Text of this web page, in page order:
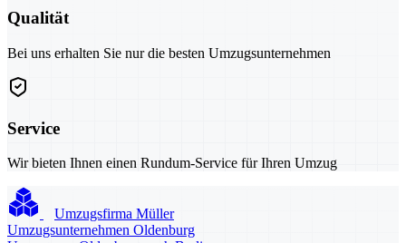
Qualität
Bei uns erhalten Sie nur die besten Umzugsunternehmen
Service
Wir bieten Ihnen einen Rundum-Service für Ihren Umzug
Umzugsfirma Müller
Umzugsunternehmen Oldenburg